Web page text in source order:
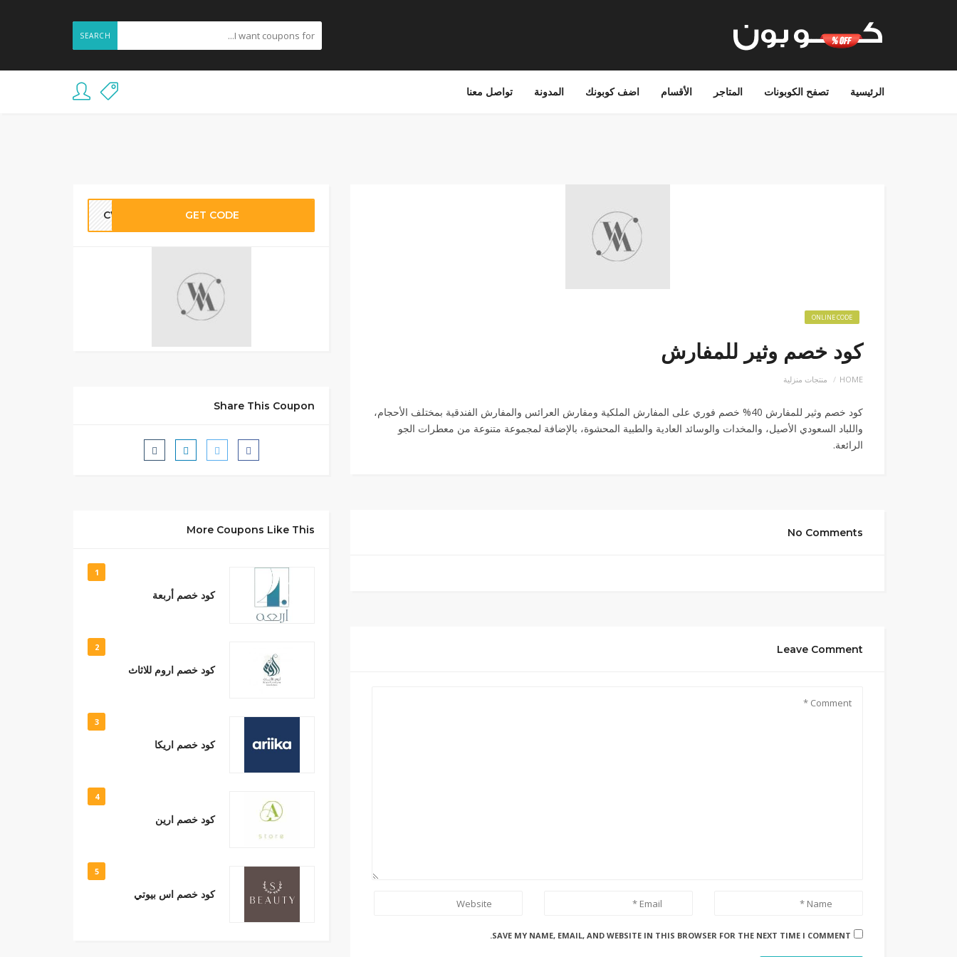
SEARCH
تواصل معنا المدونة اضف كوبونك الأقسام المتاجر تصفح الكوبونات الرئيسية
ONLINE CODE
كود خصم وثير للمفارش
HOME منتجات منزلية
كود خصم وثير للمفارش 40% خصم فوري على المفارش الملكية ومفارش العرائس والمفارش الفندقية بمختلف الأحجام،
واللباد السعودي الأصيل، والمخدات والوسائد العادية والطبية المحشوة، بالإضافة لمجموعة متنوعة من معطرات الجو
الرائعة.
No Comments
Leave Comment
SAVE MY NAME, EMAIL, AND WEBSITE IN THIS BROWSER FOR THE NEXT TIME I COMMENT.
GET CODE
Share This Coupon
More Coupons Like This
1
كود خصم أربعة
2
كود خصم اروم للاثاث
3
كود خصم اريكا
4
كود خصم ارين
5
كود خصم اس بيوتي